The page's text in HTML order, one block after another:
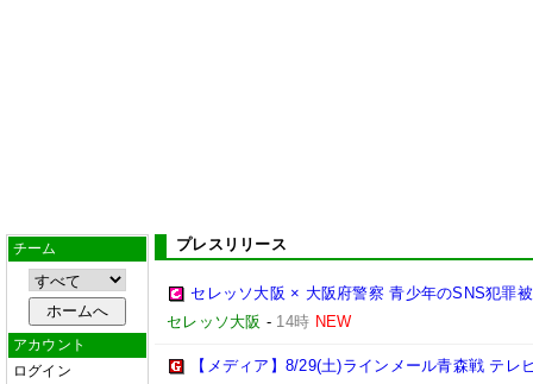
チーム
アカウント
ログイン
プレスリリース
セレッソ大阪 × 大阪府警察 青少年のSNS犯罪
セレッソ大阪 - 14時 NEW
【メディア】8/29(土)ラインメール青森戦 テレ